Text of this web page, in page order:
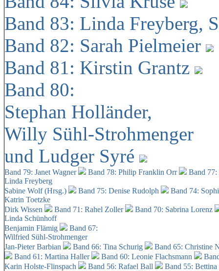
Band 83: Linda Freyberg,
Band 82: Sarah Pielmeier
Band 81: Kirstin Grantz
Band 80:
Stephan Holländer,
Willy Sühl-Strohmenger
und Ludger Syré
Band 79: Janet Wagner Band 78: Philip Franklin Orr
Band
Linda Freyberg
Sabine Wolf (Hrsg.)
Band 75: Denise Rudolph
Band 74:
Katrin Toetzke
Dirk Wissen
Band 71: Rahel Zoller
Band 70: Sabrina Lorenz
Linda Schünhoff
Benjamin Flämig
Band 67:
Wilfried Sühl-Strohmenger
Jan-Pieter Barbian
Band 66: Tina Schurig
Band 65: Christine
Band 61: Martina Haller
Band 60: Leonie Flachsmann
Karin Holste-Flinspach
Band 56: Rafael Ball
Band 55: